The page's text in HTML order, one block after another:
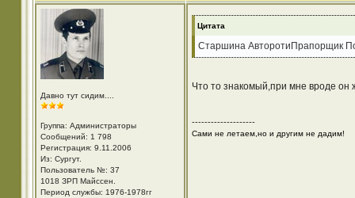
Давно тут сидим....
Группа: Администраторы
Сообщений: 1 798
Регистрация: 9.11.2006
Из: Cургут.
Пользователь №: 37
1018 ЗРП Майссен.
Период службы: 1976-1978гг
Цитата
Старшина АвторотиПрапорщик
Что то знакомый,при мне вроде он
--------------------
Сами не летаем,но и другим не дадим!